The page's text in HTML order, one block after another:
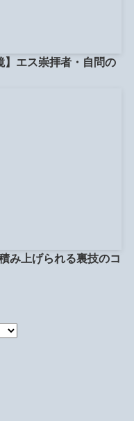
】エス崇拝者・自問の
み上げられる裏技のコ